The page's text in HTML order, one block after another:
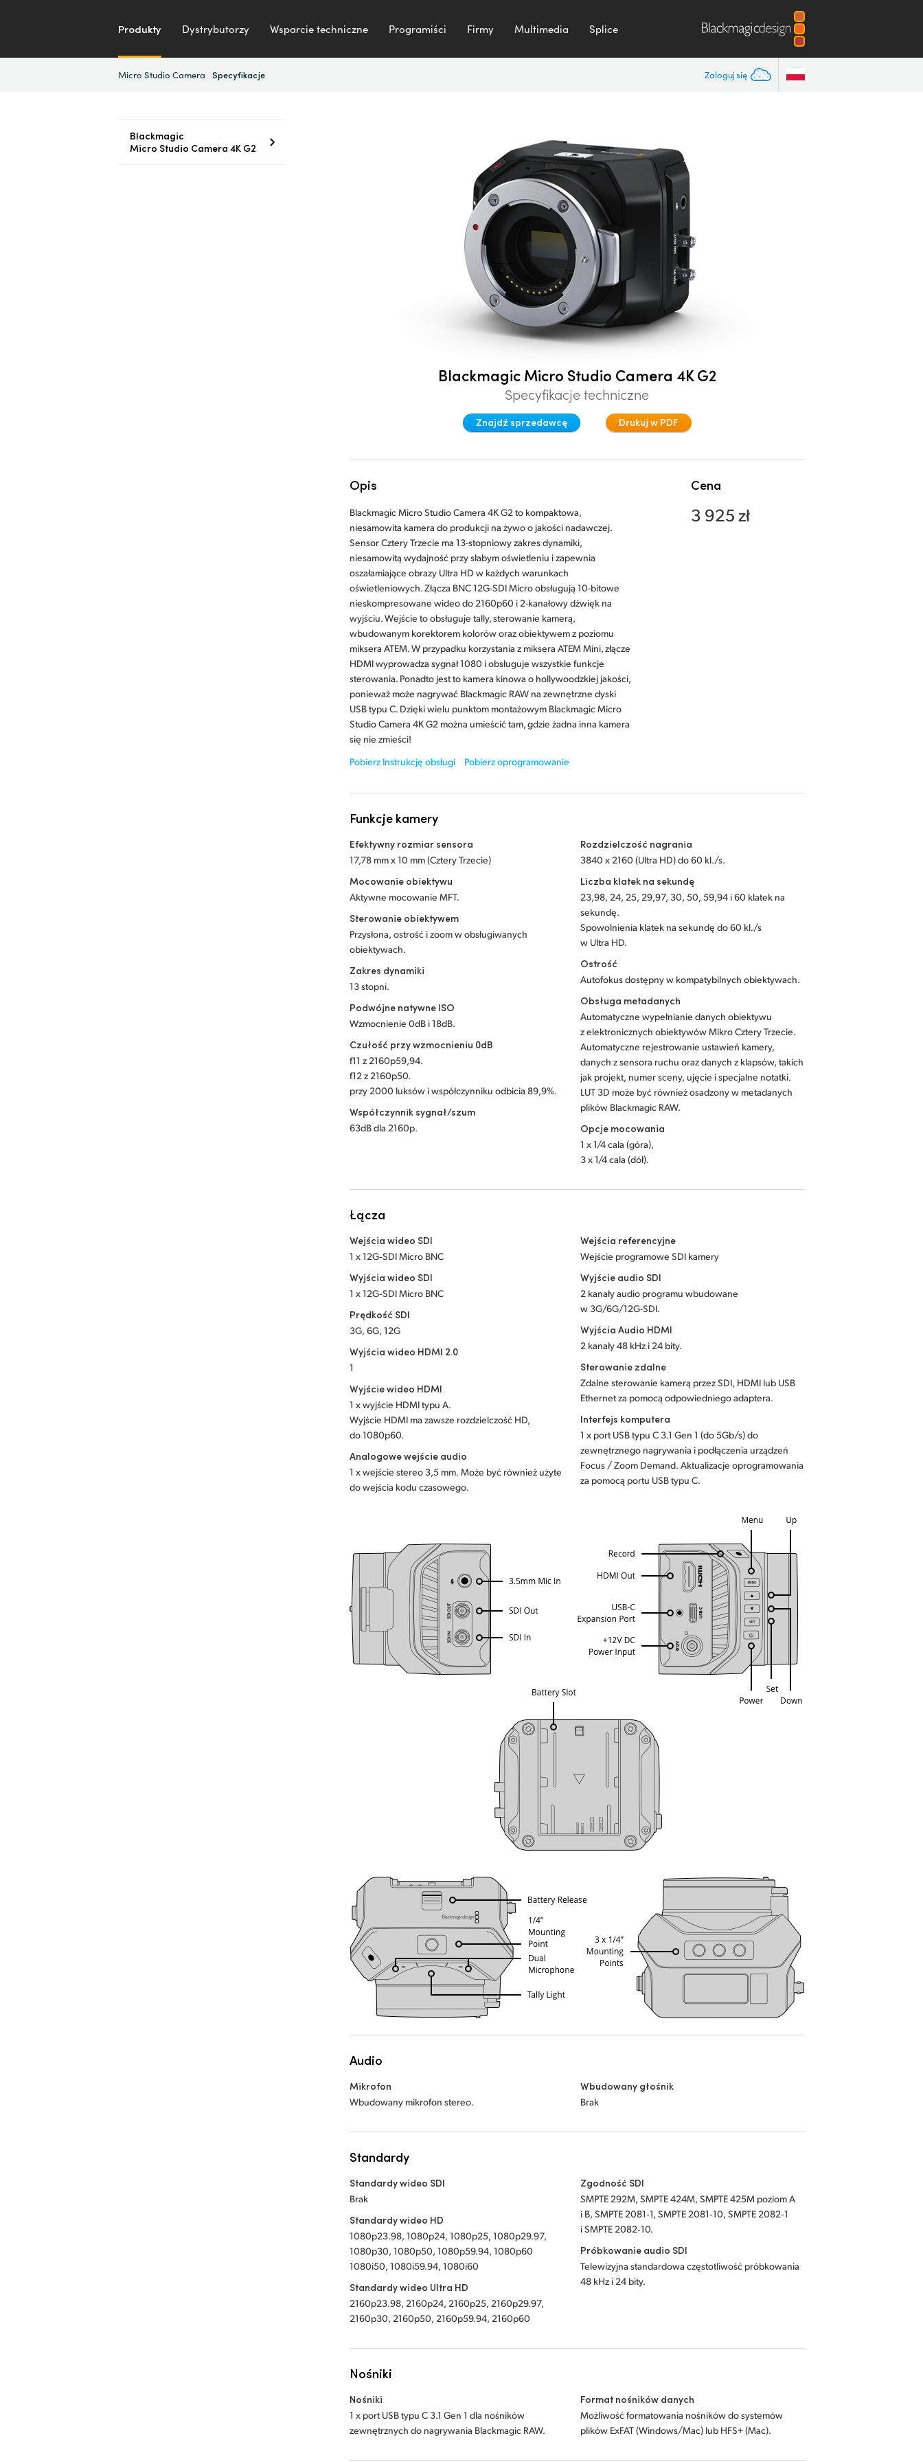
Produkty Dystrybutorzy Wsparcie techniczne Programiści Firmy Multimedia Splice
Zaloguj się
Micro Studio Camera Specyfikacje
Blackmagic
Micro Studio Camera 4K G2
Blackmagic Micro Studio Camera 4K G2
Specyfikacje techniczne
Znajdź sprzedawcę Drukuj w PDF
Opis
Blackmagic Micro Studio Camera 4K G2 to kompaktowa,
niesamowita kamera do produkcji na żywo o jakości nadawczej.
Sensor Cztery Trzecie ma 13-stopniowy zakres dynamiki,
niesamowitą wydajność przy słabym oświetleniu i zapewnia
oszałamiające obrazy Ultra HD w każdych warunkach
oświetleniowych. Złącza BNC 12G-SDI Micro obsługują 10-bitowe
nieskompresowane wideo do 2160p60 i 2-kanałowy dźwięk na
wyjściu. Wejście to obsługuje tally, sterowanie kamerą,
wbudowanym korektorem kolorów oraz obiektywem z poziomu
miksera ATEM. W przypadku korzystania z miksera ATEM Mini, złącze
HDMI wyprowadza sygnał 1080 i obsługuje wszystkie funkcje
sterowania. Ponadto jest to kamera kinowa o hollywoodzkiej jakości,
ponieważ może nagrywać Blackmagic RAW na zewnętrzne dyski
USB typu C. Dzięki wielu punktom montażowym Blackmagic Micro
Studio Camera 4K G2 można umieścić tam, gdzie żadna inna kamera
się nie zmieści!
Pobierz Instrukcję obsługi
Pobierz oprogramowanie
Cena
3 925 zł
Funkcje kamery
Efektywny rozmiar sensora
17,78 mm x 10 mm (Cztery Trzecie)
Mocowanie obiektywu
Aktywne mocowanie MFT.
Sterowanie obiektywem
Przysłona, ostrość i zoom w obsługiwanych
obiektywach.
Zakres dynamiki
13 stopni.
Podwójne natywne ISO
Wzmocnienie 0dB i 18dB.
Czułość przy wzmocnieniu 0dB
f11 z 2160p59,94.
f12 z 2160p50.
przy 2000 luksów i współczynniku odbicia 89,9%.
Współczynnik sygnał/szum
63dB dla 2160p.
Rozdzielczość nagrania
3840 x 2160 (Ultra HD) do 60 kl./s.
Liczba klatek na sekundę
23,98, 24, 25, 29,97, 30, 50, 59,94 i 60 klatek na
sekundę.
Spowolnienia klatek na sekundę do 60 kl./s
w Ultra HD.
Ostrość
Autofokus dostępny w kompatybilnych obiektywach.
Obsługa metadanych
Automatyczne wypełnianie danych obiektywu
z elektronicznych obiektywów Mikro Cztery Trzecie.
Automatyczne rejestrowanie ustawień kamery,
danych z sensora ruchu oraz danych z klapsów, takich
jak projekt, numer sceny, ujęcie i specjalne notatki.
LUT 3D może być również osadzony w metadanych
plików Blackmagic RAW.
Opcje mocowania
1 x 1/4 cala (góra),
3 x 1/4 cala (dół).
Łącza
Wejścia wideo SDI
1 x 12G‑SDI Micro BNC
Wyjścia wideo SDI
1 x 12G‑SDI Micro BNC
Prędkość SDI
3G, 6G, 12G
Wyjścia wideo HDMI 2.0
1
Wyjście wideo HDMI
1 x wyjście HDMI typu A.
Wyjście HDMI ma zawsze rozdzielczość HD,
do 1080p60.
Analogowe wejście audio
1 x wejście stereo 3,5 mm. Może być również użyte
do wejścia kodu czasowego.
Wejścia referencyjne
Wejście programowe SDI kamery
Wyjście audio SDI
2 kanały audio programu wbudowane
w 3G/6G/12G-SDI.
Wyjścia Audio HDMI
2 kanały 48 kHz i 24 bity.
Sterowanie zdalne
Zdalne sterowanie kamerą przez SDI, HDMI lub USB
Ethernet za pomocą odpowiedniego adaptera.
Interfejs komputera
1 x port USB typu C 3.1 Gen 1 (do 5Gb/s) do
zewnętrznego nagrywania i podłączenia urządzeń
Focus / Zoom Demand. Aktualizacje oprogramowania
za pomocą portu USB typu C.
Audio
Mikrofon
Wbudowany mikrofon stereo.
Wbudowany głośnik
Brak
Standardy
Standardy wideo SDI
Brak
Standardy wideo HD
1080p23.98, 1080p24, 1080p25, 1080p29.97,
1080p30, 1080p50, 1080p59.94, 1080p60
1080i50, 1080i59.94, 1080i60
Standardy wideo Ultra HD
2160p23.98, 2160p24, 2160p25, 2160p29.97,
2160p30, 2160p50, 2160p59.94, 2160p60
Zgodność SDI
SMPTE 292M, SMPTE 424M, SMPTE 425M poziom A
i B, SMPTE 2081‑1, SMPTE 2081‑10, SMPTE 2082‑1
i SMPTE 2082‑10.
Próbkowanie audio SDI
Telewizyjna standardowa częstotliwość próbkowania
48 kHz i 24 bity.
Nośniki
Nośniki
1 x port USB typu C 3.1 Gen 1 dla nośników
zewnętrznych do nagrywania Blackmagic RAW.
Format nośników danych
Możliwość formatowania nośników do systemów
plików ExFAT (Windows/Mac) lub HFS+ (Mac).